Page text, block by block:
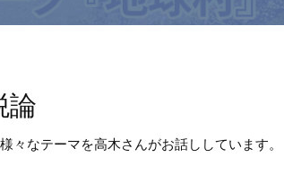
論
なテーマを高木さんがお話ししています。